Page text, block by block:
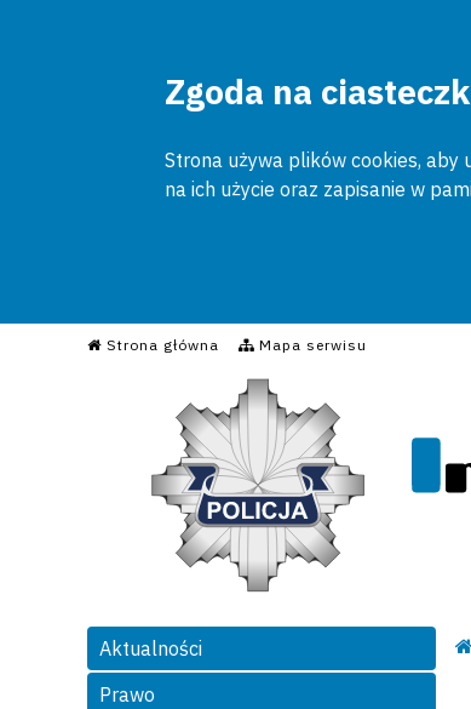
Zgoda na
Strona używa plików cookies, aby
na ich użycie oraz zapisanie w
Strona główna Mapa serwisu
Informacyjny
Aktualności
Prawo